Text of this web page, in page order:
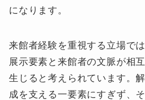
になります。
来館者経験を重視する立場で
展示要素と来館者の文脈が相
生じると考えられています。
成を支える一要素にすぎず、